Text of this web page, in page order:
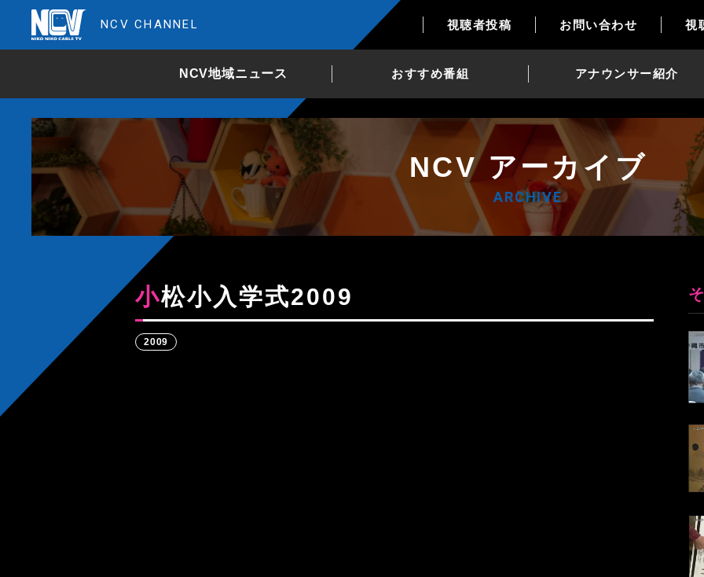
NCV CHANNEL 視聴者投稿 お問い合わせ 視
NCV地域ニュース おすすめ番組 アナウンサー紹介
NCV アーカイブ
ARCHIVE
小松小入学式2009
2009